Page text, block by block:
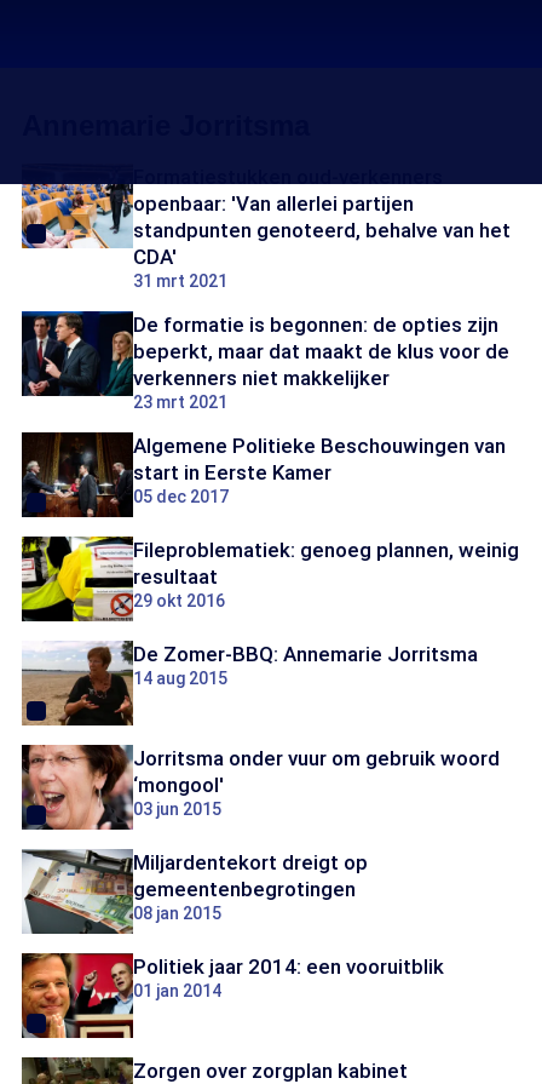
openbaar: 'Van allerlei partijen
standpunten genoteerd, behalve van het
CDA'
31 mrt 2021
De formatie is begonnen: de opties zijn
beperkt, maar dat maakt de klus voor de
verkenners niet makkelijker
23 mrt 2021
Algemene Politieke Beschouwingen van
start in Eerste Kamer
05 dec 2017
Fileproblematiek: genoeg plannen, weinig
resultaat
29 okt 2016
De Zomer-BBQ: Annemarie Jorritsma
14 aug 2015
Jorritsma onder vuur om gebruik woord
‘mongool'
03 jun 2015
Miljardentekort dreigt op
gemeentenbegrotingen
08 jan 2015
Politiek jaar 2014: een vooruitblik
01 jan 2014
Zorgen over zorgplan kabinet